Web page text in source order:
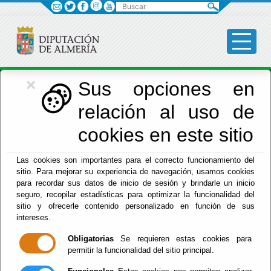
×
Sus opciones en
relación al uso de
cookies en este sitio
Las cookies son importantes para el correcto funcionamiento del
sitio. Para mejorar su experiencia de navegación, usamos cookies
para recordar sus datos de inicio de sesión y brindarle un inicio
seguro, recopilar estadísticas para optimizar la funcionalidad del
sitio y ofrecerle contenido personalizado en función de sus
intereses.
Obligatorias Se requieren estas cookies para
permitir la funcionalidad del sitio principal.
Economía
Menú Hacienda
Estadísticas
Económicas
Buscar